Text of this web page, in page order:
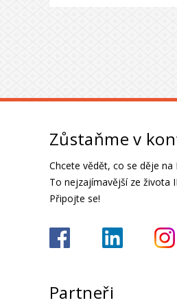
Zůstaňme v
Chcete vědět, co se děje
To nejzajímavější ze života
Připojte se!
Partneři